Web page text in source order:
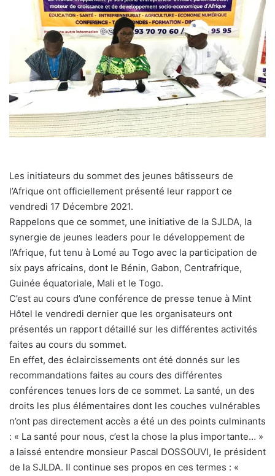
Les initiateurs du sommet des jeunes bâtisseurs de
l’Afrique ont officiellement présenté leur rapport ce
vendredi 17 Décembre 2021.
Rappelons que ce sommet, une initiative de la SJLDA, la
synergie de jeunes leaders pour le développement de
l’Afrique, fut tenu à Lomé au Togo avec la participation de
six pays africains, dont le Bénin, Gabon, Centrafrique,
Guinée équatoriale, Mali et le Togo.
C’est au cours d’une conférence de presse tenue à Mint
Hôtel le vendredi dernier que les organisateurs ont
présentés un rapport détaillé sur les différentes activités
faites au cours du sommet.
En effet, des éclaircissements ont été donnés sur les
recommandations faites au cours des différentes
conférences tenues lors de ce sommet. La santé, un des
droits les plus élémentaires dont les couches vulnérables
n’ont pas directement accès a été un des points culminants
: « La santé pour nous, c’est la chose la plus importante… »
a laissé entendre monsieur Pascal DOSSOUVI, le président
de la SJLDA. Il continue ses propos en ces termes : «